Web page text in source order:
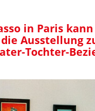
in Paris
Ausstellung
Tochter-